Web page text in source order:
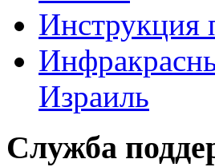
Инструкция
Израиль
Служба